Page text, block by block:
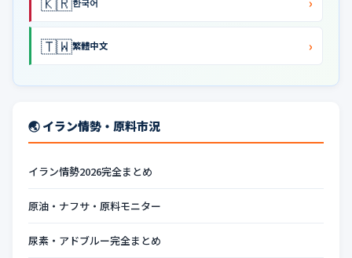
🇹🇼繁體中文 ›
🌏 イラン情勢・原料市況
イラン情勢2026完全まとめ
原油・ナフサ・原料モニター
尿素・アドブルー完全まとめ